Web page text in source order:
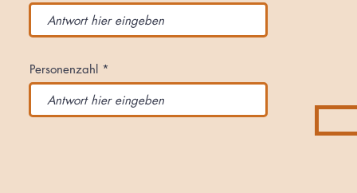
l
d
Personenzahl